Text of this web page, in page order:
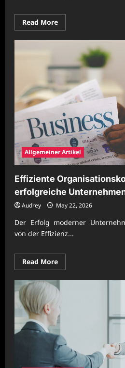
Read MoreRead
more
Praxiswissen
Ermittlung
versteckten
Allgemeiner Artikel
Effiziente
erfolgreiche
Audrey May 22, 2026
Der Erfolg moderner
von der Effizienz...
Read MoreRead
more
Effiziente
Unternehmen